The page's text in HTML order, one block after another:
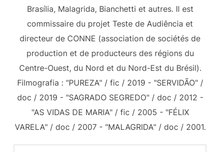
Brasília, Malagrida, Bianchetti et autres. Il est
commissaire du projet Teste de Audiência et
directeur de CONNE (association de sociétés de
production et de producteurs des régions du
Centre-Ouest, du Nord et du Nord-Est du Brésil).
Filmografia : "PUREZA" / fic / 2019 - "SERVIDÃO" /
doc / 2019 - "SAGRADO SEGREDO" / doc / 2012 -
"AS VIDAS DE MARIA" / fic / 2005 - "FÉLIX
VARELA" / doc / 2007 - "MALAGRIDA" / doc / 2001.